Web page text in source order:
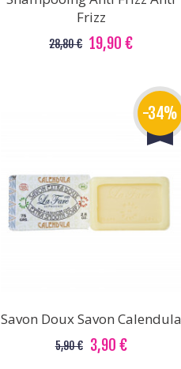
Frizz
28,80 € 19,90 €
-34%
Savon Doux Savon Calendula
5,90 € 3,90 €